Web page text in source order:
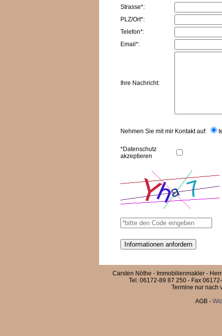
Strasse*:
PLZ/Ort*:
Telefon*:
Email*:
Ihre Nachricht:
Nehmen Sie mit mir Kontakt auf:
*Datenschutz
akzeptieren
Carsten Nöthe - Immobilienmakler -
Tel. 06172-89 87 250 - Fax
Termine nur nach
AGB -